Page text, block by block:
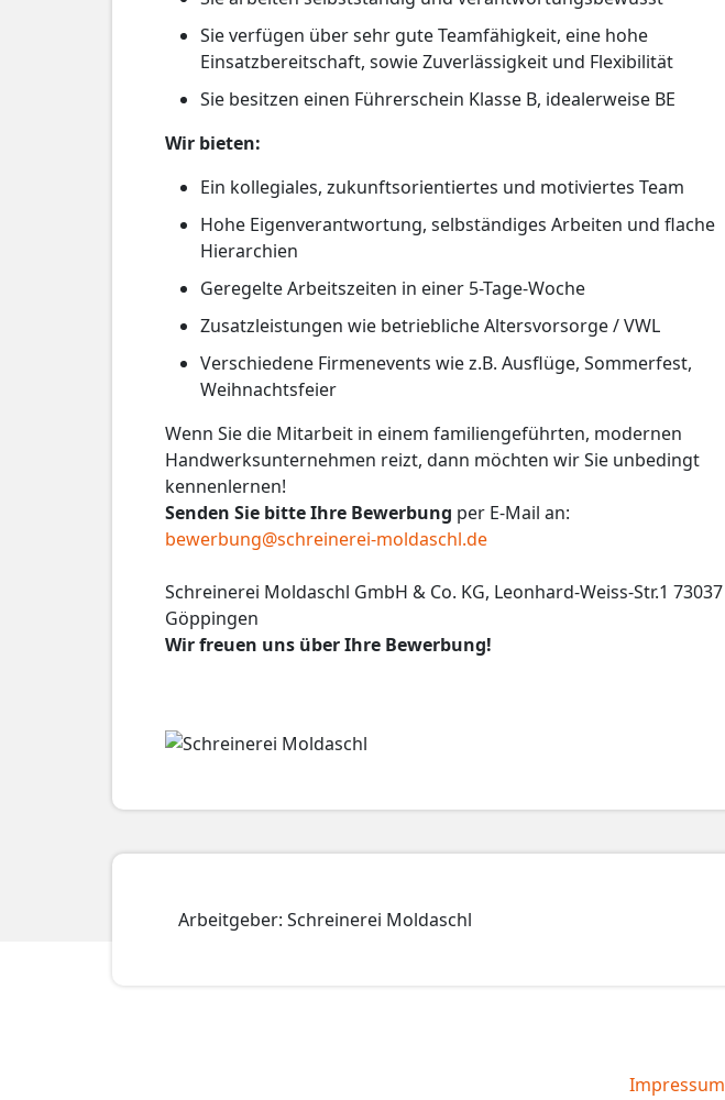
Sie verfügen über sehr gute Teamfähigkeit, eine hohe
Einsatzbereitschaft, sowie Zuverlässigkeit und Flexibilität
Sie besitzen einen Führerschein Klasse B, idealerweise BE
Wir bieten:
Ein kollegiales, zukunftsorientiertes und motiviertes Team
Hohe Eigenverantwortung, selbständiges Arbeiten und flache
Hierarchien
Geregelte Arbeitszeiten in einer 5-Tage-Woche
Zusatzleistungen wie betriebliche Altersvorsorge / VWL
Verschiedene Firmenevents wie z.B. Ausflüge, Sommerfest,
Weihnachtsfeier
Wenn Sie die Mitarbeit in einem familiengeführten, modernen
Handwerksunternehmen reizt, dann möchten wir Sie unbedingt
kennenlernen!
Senden Sie bitte Ihre Bewerbung per E-Mail an:
bewerbung@schreinerei-moldaschl.de
Schreinerei Moldaschl GmbH & Co. KG, Leonhard-Weiss-Str.1 73037
Göppingen
Wir freuen uns über Ihre Bewerbung!
Arbeitgeber: Schreinerei Moldaschl
Impressum